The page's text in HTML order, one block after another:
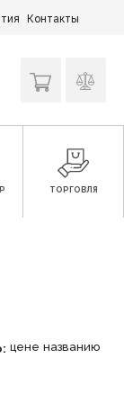
Контакты
ТОРГОВЛЯ
цене названию